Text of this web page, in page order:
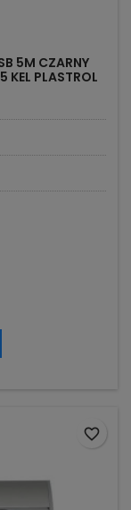
5M CZARNY
PLASTROL
favorite_border